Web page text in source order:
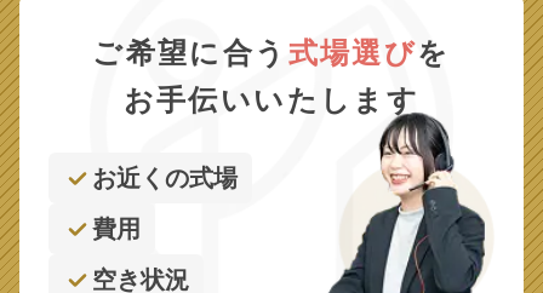
ご希望に合う 式場選びを
お手伝いいたします
お近くの式場
費用
空き状況